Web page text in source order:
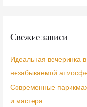
Свежие записи
Идеальная вечеринка
незабываемой
Современные
и мастера